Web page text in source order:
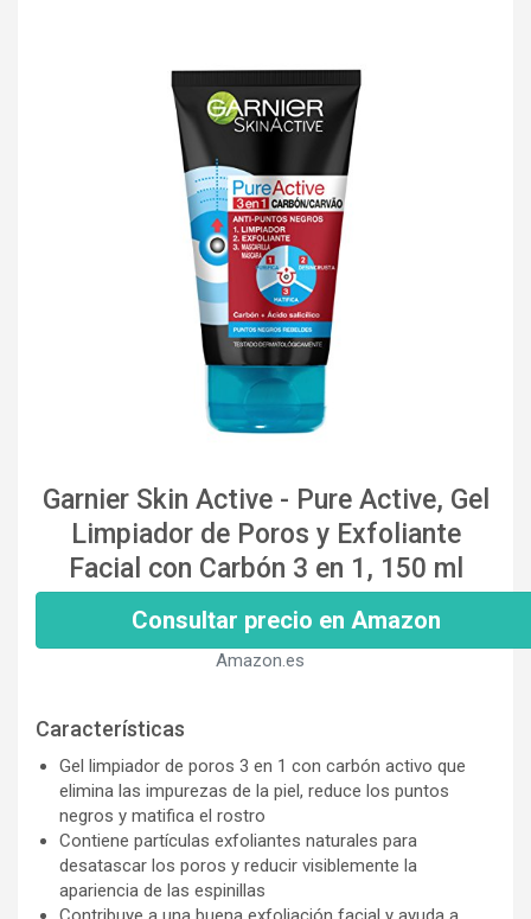
Garnier Skin Active - Pure Active, Gel
Limpiador de Poros y Exfoliante
Facial con Carbón 3 en 1, 150 ml
Consultar precio en Amazon
Amazon.es
Características
Gel limpiador de poros 3 en 1 con carbón activo que
elimina las impurezas de la piel, reduce los puntos
negros y matifica el rostro
Contiene partículas exfoliantes naturales para
desatascar los poros y reducir visiblemente la
apariencia de las espinillas